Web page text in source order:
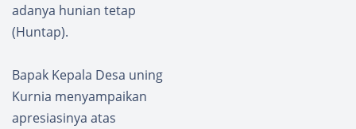
adanya hunian tetap
(Huntap).
​Bapak Kepala Desa uning
Kurnia menyampaikan
apresiasinya atas